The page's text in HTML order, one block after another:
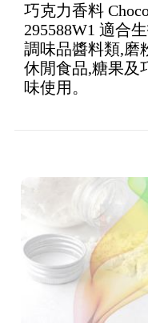
巧克力香料
295588W1 適合
調味品醬料類,磨
休閒食品,糖果及
味使用。